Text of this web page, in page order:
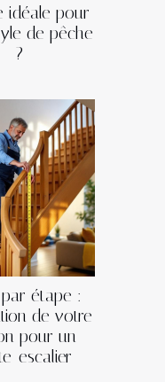
idéale pour
de pêche
?
étape :
de votre
pour un
escalier